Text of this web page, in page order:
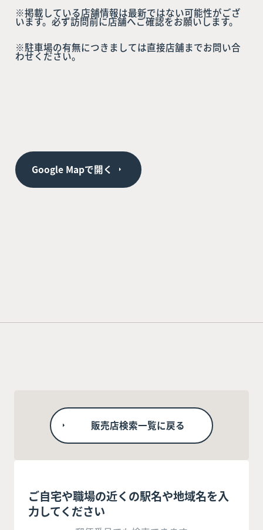
※掲載している店舗情報は最新ではない可能性がござ
います。必ず訪問前に店舗へご確認をお願いします。
※駐車場の有無につきましては直接店舗までお問い合
わせください。
Google Mapで開く
販売店検索一覧に戻る
ご自宅や職場の近くの駅名や地域名を入
力してください